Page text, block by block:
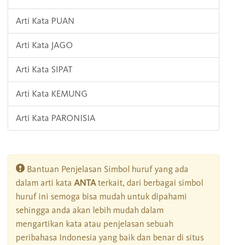
Arti Kata PUAN
Arti Kata JAGO
Arti Kata SIPAT
Arti Kata KEMUNG
Arti Kata PARONISIA
Bantuan Penjelasan Simbol huruf yang ada
dalam arti kata ANTAterkait, dari berbagai simbol
huruf ini semoga bisa mudah untuk dipahami
sehingga anda akan lebih mudah dalam
mengartikan kata atau penjelasan sebuah
peribahasa Indonesia yang baik dan benar di situs